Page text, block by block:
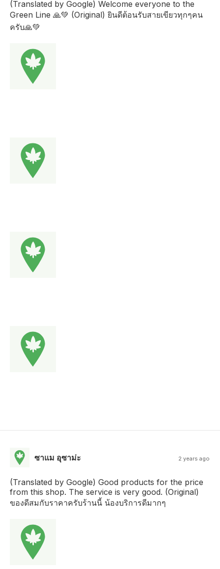
(Translated by Google) Welcome everyone to the
Green Line 🙏💚 (Original) ยินดีต้อนรับสายเขียวทุกๆคน
ครับ🙏💚
ซาแม อุซาม่ะ 2 years ago
(Translated by Google) Good products for the price
from this shop. The service is very good. (Original)
ของดีสมกับราคาครับร้านนี้ น้องบริการดีมากๆ